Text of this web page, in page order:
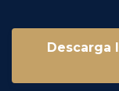
Descarga